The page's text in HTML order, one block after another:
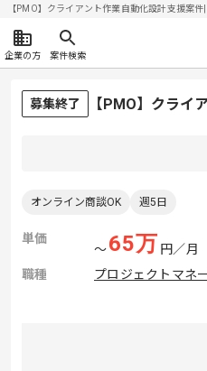
【PMO】クライアント作業自動化設計支援案
企業の方 案件検索
募集終了 【PMO】クライ
オンライン商談OK 週5日
単価
〜65万 円／月
職種
プロジェクトマネ